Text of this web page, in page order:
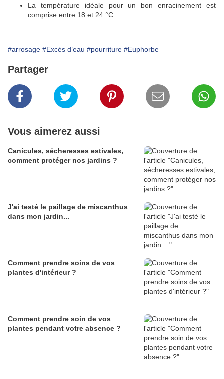
La température idéale pour un bon enracinement est
comprise entre 18 et 24 °C.
#arrosage #Excès d’eau #pourriture #Euphorbe
Partager
Vous aimerez aussi
Canicules, sécheresses estivales,
comment protéger nos jardins ?
J'ai testé le paillage de miscanthus
dans mon jardin...
Comment prendre soins de vos
plantes d'intérieur ?
Comment prendre soin de vos
plantes pendant votre absence ?